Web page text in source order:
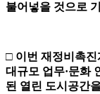
불어넣을 것으로
□ 이번 재정비촉
대규모 업무·문화
된 열린 도시공간